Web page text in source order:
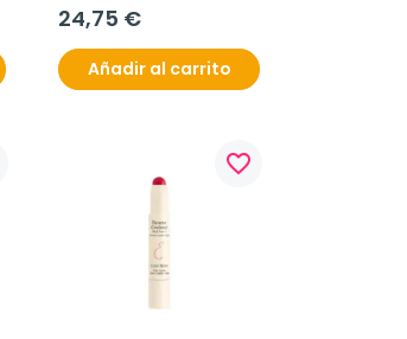
24,75 €
Añadir al carrito
favorite_border